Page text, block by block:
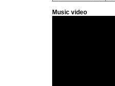
Music video